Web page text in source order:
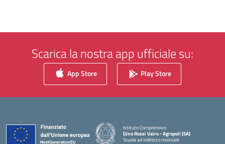
Scarica la nostra app ufficiale su:
App Store Play Store
Istituto Comprensivo
Gino Rossi Vairo - Agropoli (SA)
Scuola ad indirizzo musicale